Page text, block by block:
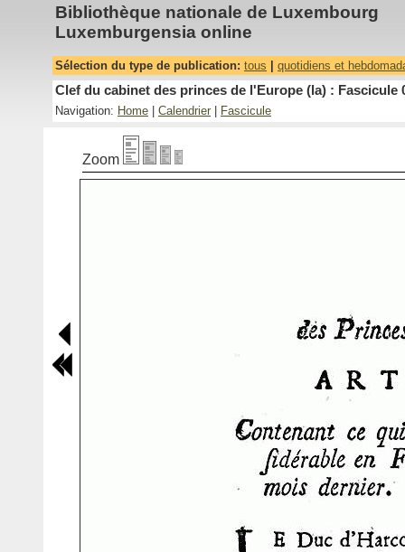
Bibliothèque nationale de Luxembourg
Luxemburgensia online
Sélection du type de publication: tous quotidiens et
Clef du cabinet des princes de l'Europe (la) : Fascicule
Navigation: Home Calendrier Fascicule
Zoom